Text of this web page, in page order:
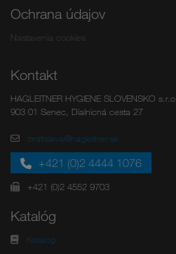
Ochrana údajov
Nastavenia cookies
Kontakt
HAGLEITNER HYGIENE SLOVENSKO s.r.o.
903 01 Senec, Dialnicná cesta 27
bratislava@hagleitner.sk
+421 (0)2 4444 1076
+421 (0)2 4552 9703
Katalóg
Katalóg